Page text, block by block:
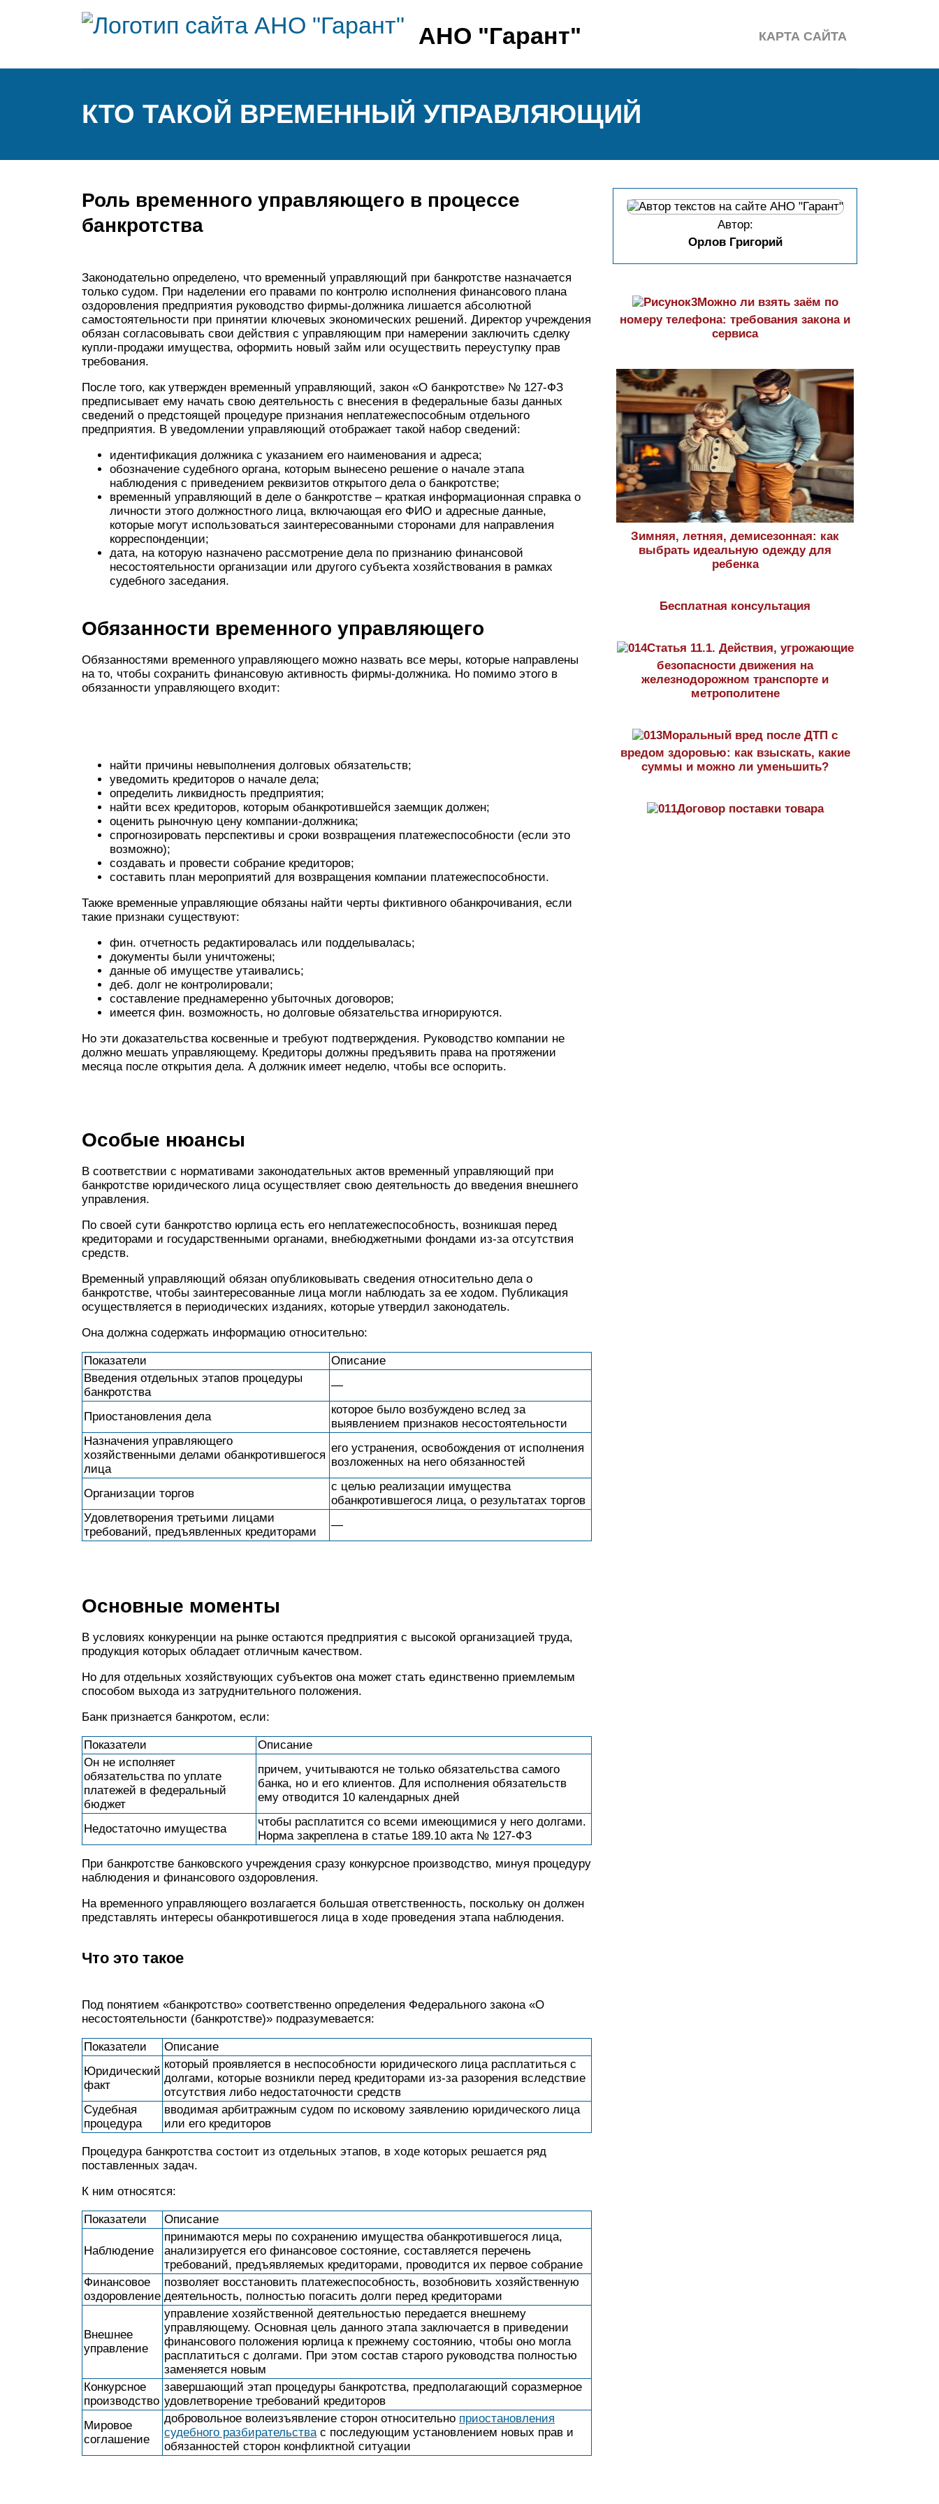
АНО "Гарант" КАРТА САЙТА
КТО ТАКОЙ ВРЕМЕННЫЙ УПРАВЛЯЮЩИЙ
Роль временного управляющего в процессе
банкротства
Законодательно определено, что временный управляющий при банкротстве назначается
только судом. При наделении его правами по контролю исполнения финансового плана
оздоровления предприятия руководство фирмы-должника лишается абсолютной
самостоятельности при принятии ключевых экономических решений. Директор учреждения
обязан согласовывать свои действия с управляющим при намерении заключить сделку
купли-продажи имущества, оформить новый займ или осуществить переуступку прав
требования.
После того, как утвержден временный управляющий, закон «О банкротстве» № 127-ФЗ
предписывает ему начать свою деятельность с внесения в федеральные базы данных
сведений о предстоящей процедуре признания неплатежеспособным отдельного
предприятия. В уведомлении управляющий отображает такой набор сведений:
идентификация должника с указанием его наименования и адреса;
обозначение судебного органа, которым вынесено решение о начале этапа
наблюдения с приведением реквизитов открытого дела о банкротстве;
временный управляющий в деле о банкротстве – краткая информационная справка о
личности этого должностного лица, включающая его ФИО и адресные данные,
которые могут использоваться заинтересованными сторонами для направления
корреспонденции;
дата, на которую назначено рассмотрение дела по признанию финансовой
несостоятельности организации или другого субъекта хозяйствования в рамках
судебного заседания.
Обязанности временного управляющего
Обязанностями временного управляющего можно назвать все меры, которые направлены
на то, чтобы сохранить финансовую активность фирмы-должника. Но помимо этого в
обязанности управляющего входит:
найти причины невыполнения долговых обязательств;
уведомить кредиторов о начале дела;
определить ликвидность предприятия;
найти всех кредиторов, которым обанкротившейся заемщик должен;
оценить рыночную цену компании-должника;
спрогнозировать перспективы и сроки возвращения платежеспособности (если это
возможно);
создавать и провести собрание кредиторов;
составить план мероприятий для возвращения компании платежеспособности.
Также временные управляющие обязаны найти черты фиктивного обанкрочивания, если
такие признаки существуют:
фин. отчетность редактировалась или подделывалась;
документы были уничтожены;
данные об имуществе утаивались;
деб. долг не контролировали;
составление преднамеренно убыточных договоров;
имеется фин. возможность, но долговые обязательства игнорируются.
Но эти доказательства косвенные и требуют подтверждения. Руководство компании не
должно мешать управляющему. Кредиторы должны предъявить права на протяжении
месяца после открытия дела. А должник имеет неделю, чтобы все оспорить.
Особые нюансы
В соответствии с нормативами законодательных актов временный управляющий при
банкротстве юридического лица осуществляет свою деятельность до введения внешнего
управления.
По своей сути банкротство юрлица есть его неплатежеспособность, возникшая перед
кредиторами и государственными органами, внебюджетными фондами из-за отсутствия
средств.
Временный управляющий обязан опубликовывать сведения относительно дела о
банкротстве, чтобы заинтересованные лица могли наблюдать за ее ходом. Публикация
осуществляется в периодических изданиях, которые утвердил законодатель.
Она должна содержать информацию относительно:
Показатели
Описание
Введения отдельных этапов процедуры
банкротства
—
Приостановления дела
которое было возбуждено вслед за
выявлением признаков несостоятельности
Назначения управляющего
хозяйственными делами обанкротившегося
лица
его устранения, освобождения от исполнения
возложенных на него обязанностей
Организации торгов
с целью реализации имущества
обанкротившегося лица, о результатах торгов
Удовлетворения третьими лицами
требований, предъявленных кредиторами
—
Основные моменты
В условиях конкуренции на рынке остаются предприятия с высокой организацией труда,
продукция которых обладает отличным качеством.
Но для отдельных хозяйствующих субъектов она может стать единственно приемлемым
способом выхода из затруднительного положения.
Банк признается банкротом, если:
Показатели
Описание
Он не исполняет
обязательства по уплате
платежей в федеральный
бюджет
причем, учитываются не только обязательства самого
банка, но и его клиентов. Для исполнения обязательств
ему отводится 10 календарных дней
Недостаточно имущества
чтобы расплатится со всеми имеющимися у него долгами.
Норма закреплена в статье 189.10 акта № 127-ФЗ
При банкротстве банковского учреждения сразу конкурсное производство, минуя процедуру
наблюдения и финансового оздоровления.
На временного управляющего возлагается большая ответственность, поскольку он должен
представлять интересы обанкротившегося лица в ходе проведения этапа наблюдения.
Что это такое
Под понятием «банкротство» соответственно определения Федерального закона «О
несостоятельности (банкротстве)» подразумевается:
Показатели
Описание
Юридический
факт
который проявляется в неспособности юридического лица расплатиться с
долгами, которые возникли перед кредиторами из-за разорения вследствие
отсутствия либо недостаточности средств
Судебная
процедура
вводимая арбитражным судом по исковому заявлению юридического лица
или его кредиторов
Процедура банкротства состоит из отдельных этапов, в ходе которых решается ряд
поставленных задач.
К ним относятся:
Показатели Описание
Наблюдение
принимаются меры по сохранению имущества обанкротившегося лица,
анализируется его финансовое состояние, составляется перечень
требований, предъявляемых кредиторами, проводится их первое собрание
Финансовое
оздоровление
позволяет восстановить платежеспособность, возобновить хозяйственную
деятельность, полностью погасить долги перед кредиторами
Внешнее
управление
управление хозяйственной деятельностью передается внешнему
управляющему. Основная цель данного этапа заключается в приведении
финансового положения юрлица к прежнему состоянию, чтобы оно могла
расплатиться с долгами. При этом состав старого руководства полностью
заменяется новым
Конкурсное
производство
завершающий этап процедуры банкротства, предполагающий соразмерное
удовлетворение требований кредиторов
Мировое
соглашение
добровольное волеизъявление сторон относительно приостановления
судебного разбирательствас последующим установлением новых прав и
обязанностей сторон конфликтной ситуации
Автор:
Орлов Григорий
Можно ли взять заём по
номеру телефона: требования закона и
сервиса
Зимняя, летняя, демисезонная: как
выбрать идеальную одежду для
ребенка
Бесплатная консультация
Статья 11.1. Действия, угрожающие
безопасности движения на
железнодорожном транспорте и
метрополитене
Моральный вред после ДТП с
вредом здоровью: как взыскать, какие
суммы и можно ли уменьшить?
Договор поставки товара